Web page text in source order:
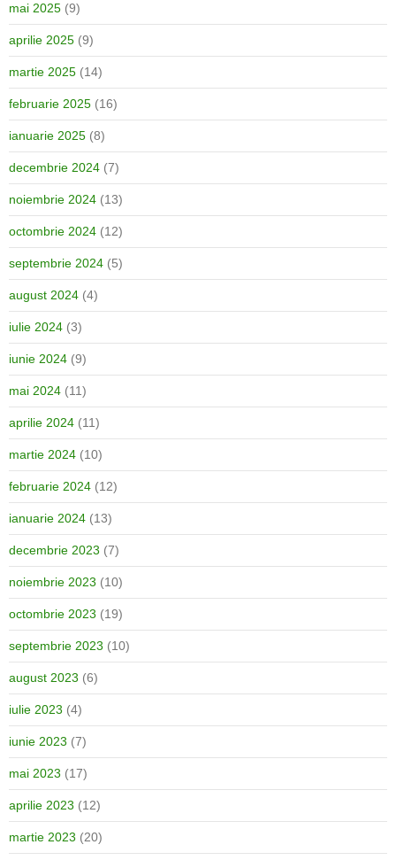
mai 2025 (9)
aprilie 2025 (9)
martie 2025 (14)
februarie 2025 (16)
ianuarie 2025 (8)
decembrie 2024 (7)
noiembrie 2024 (13)
octombrie 2024 (12)
septembrie 2024 (5)
august 2024 (4)
iulie 2024 (3)
iunie 2024 (9)
mai 2024 (11)
aprilie 2024 (11)
martie 2024 (10)
februarie 2024 (12)
ianuarie 2024 (13)
decembrie 2023 (7)
noiembrie 2023 (10)
octombrie 2023 (19)
septembrie 2023 (10)
august 2023 (6)
iulie 2023 (4)
iunie 2023 (7)
mai 2023 (17)
aprilie 2023 (12)
martie 2023 (20)